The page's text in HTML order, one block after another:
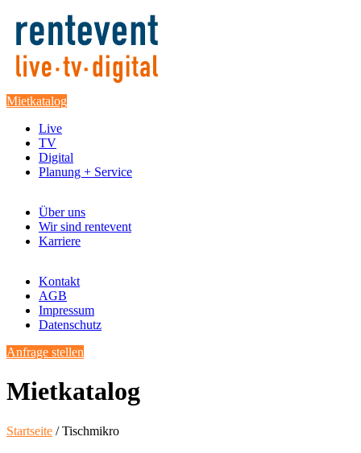
Mietkatalog
Live
TV
Digital
Planung + Service
Über uns
Wir sind rentevent
Karriere
Kontakt
AGB
Impressum
Datenschutz
Anfrage stellen
Mietkatalog
Startseite / Tischmikro